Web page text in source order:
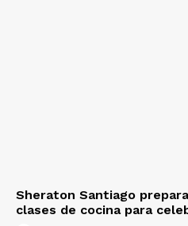
Sheraton Santiago
clases de cocina para